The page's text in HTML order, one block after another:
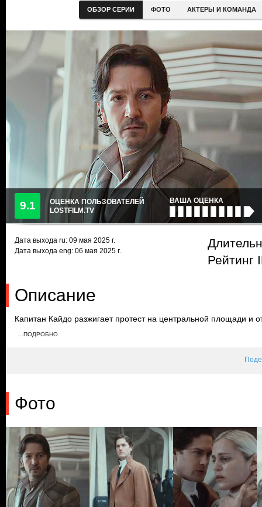
ОБЗОР СЕРИИ ФОТО АКТЕРЫ И КОМАНДА
9.1
ОЦЕНКА ПОЛЬЗОВАТЕЛЕЙ
LOSTFILM.TV
ВАША ОЦЕНКА
Дата выхода ru: 09 мая 2025 г.
Дата выхода eng: 06 мая 2025 г.
Рейтинг
Описание
Капитан Кайдо разжигает протест на центральной площади и
возмущенную толпу. Сирил требует у Дедры рассказать
…ПОДРОБНО
Фото